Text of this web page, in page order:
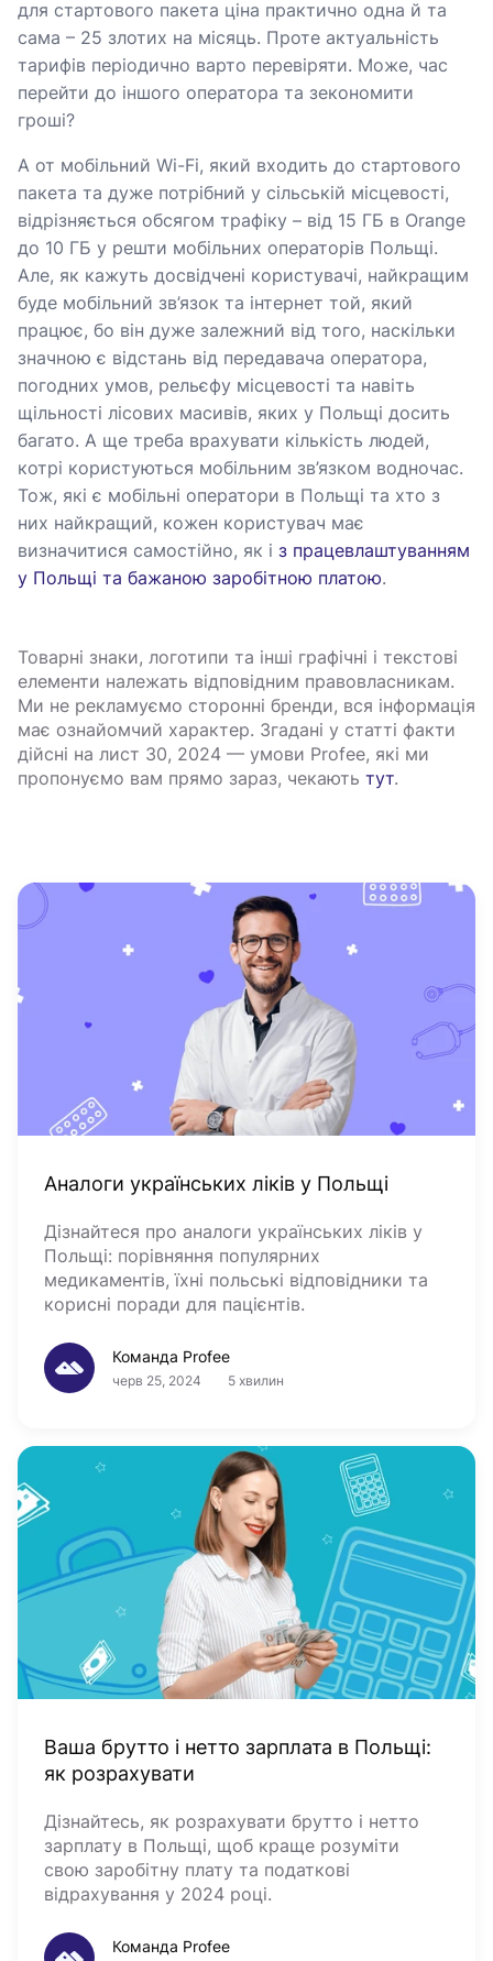
для стартового пакета ціна практично одна й та
сама – 25 злотих на місяць. Проте актуальність
тарифів періодично варто перевіряти. Може, час
перейти до іншого оператора та зекономити
гроші?
А от мобільний Wi-Fi, який входить до стартового
пакета та дуже потрібний у сільській місцевості,
відрізняється обсягом трафіку – від 15 ГБ в Orange
до 10 ГБ у решти мобільних операторів Польщі.
Але, як кажуть досвідчені користувачі, найкращим
буде мобільний зв’язок та інтернет той, який
працює, бо він дуже залежний від того, наскільки
значною є відстань від передавача оператора,
погодних умов, рельєфу місцевості та навіть
щільності лісових масивів, яких у Польщі досить
багато. А ще треба врахувати кількість людей,
котрі користуються мобільним зв’язком водночас.
Тож, які є мобільні оператори в Польщі та хто з
них найкращий, кожен користувач має
визначитися самостійно, як і з працевлаштуванням
у Польщі та бажаною заробітною платою.
Товарні знаки, логотипи та інші графічні і текстові
елементи належать відповідним правовласникам.
Ми не рекламуємо сторонні бренди, вся інформація
має ознайомчий характер. Згадані у статті факти
дійсні на лист 30, 2024 — умови Profee, які ми
пропонуємо вам прямо зараз, чекають тут.
Аналоги українських ліків у Польщі
Дізнайтеся про аналоги українських ліків у
Польщі: порівняння популярних
медикаментів, їхні польські відповідники та
корисні поради для пацієнтів.
Команда Profee
черв 25, 2024 5 хвилин
Ваша брутто і нетто зарплата в Польщі:
як розрахувати
Дізнайтесь, як розрахувати брутто і нетто
зарплату в Польщі, щоб краще розуміти
свою заробітну плату та податкові
відрахування у 2024 році.
Команда Profee